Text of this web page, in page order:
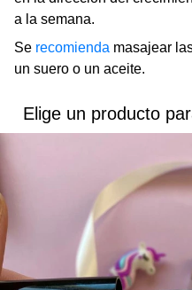
a la semana.
Se recomienda masajear
un suero o un aceite.
Elige un producto